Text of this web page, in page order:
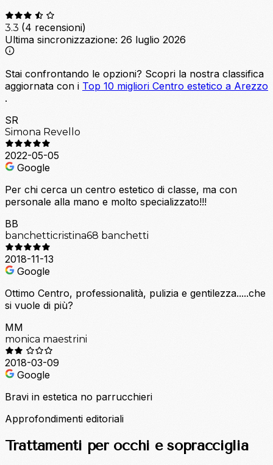
3.3 (4 recensioni)
Ultima sincronizzazione: 26 luglio 2026
Stai confrontando le opzioni? Scopri la nostra classifica
aggiornata con i Top 10 migliori Centro estetico a Arezzo
.
SR
Simona Revello
2022-05-05
Google
Per chi cerca un centro estetico di classe, ma con
personale alla mano e molto specializzato!!!
BB
banchetticristina68 banchetti
2018-11-13
Google
Ottimo Centro, professionalità, pulizia e gentilezza.....che
si vuole di più?
MM
monica maestrini
2018-03-09
Google
Bravi in estetica no parrucchieri
Approfondimenti editoriali
Trattamenti per occhi e sopracciglia